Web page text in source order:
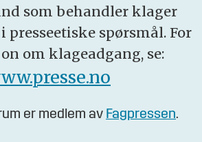
som behandler klager
presseetiske spørsmål. For
om klageadgang, se:
er medlem av Fagpressen.